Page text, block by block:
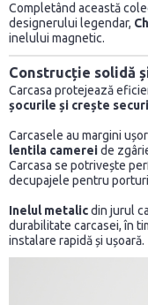
Completând această
designerului legendar,
inelului magnetic.
Construcție solidă
Carcasa protejează
șocurile și crește
Carcasele au margini
lentila camereide
Carcasa se potrivește
decupajele pentru
Inelul metalicdin jurul
durabilitate carcasei, în
instalare rapidă și ușoară.